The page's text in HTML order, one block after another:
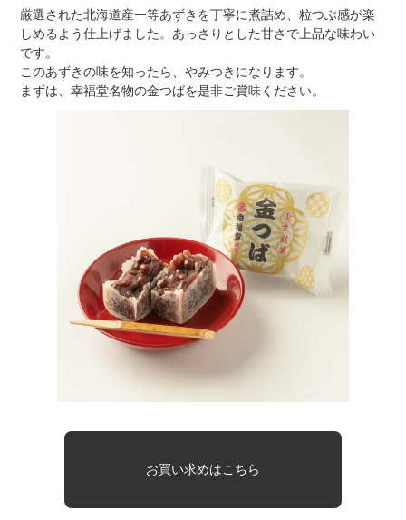
厳選された北海道産一等あずきを丁寧に煮詰め、粒つぶ感が楽
しめるよう仕上げました。あっさりとした甘さで上品な味わい
です。
このあずきの味を知ったら、やみつきになります。
まずは、幸福堂名物の金つばを是非ご賞味ください。
お買い求めはこちら